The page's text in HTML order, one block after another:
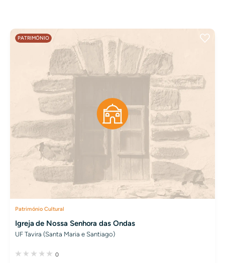
PATRIMÓNIO
Património Cultural
Igreja de Nossa Senhora das Ondas
UF Tavira (Santa Maria e Santiago)
0